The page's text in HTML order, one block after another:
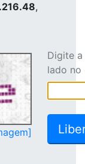
,
Digite
lado no